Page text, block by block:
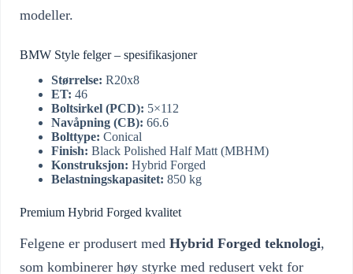
modeller.
BMW Style felger – spesifikasjoner
Størrelse: R20x8
ET: 46
Boltsirkel (PCD): 5×112
Navåpning (CB): 66.6
Bolttype: Conical
Finish: Black Polished Half Matt (MBHM)
Konstruksjon: Hybrid Forged
Belastningskapasitet: 850 kg
Premium Hybrid Forged kvalitet
Felgene er produsert med Hybrid Forged teknologi,
som kombinerer høy styrke med redusert vekt for